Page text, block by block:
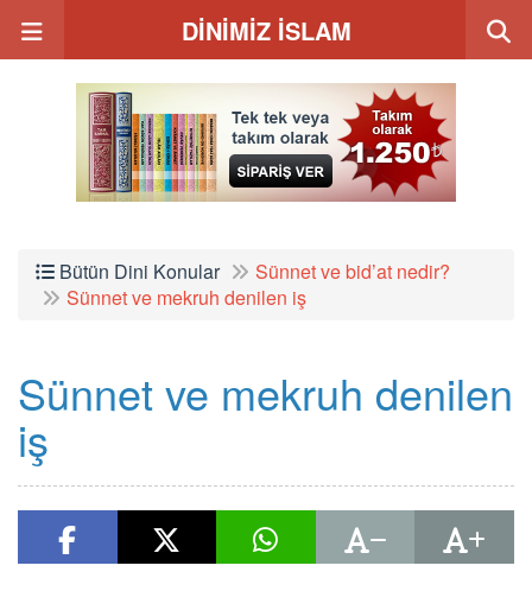
DİNİMİZ İSLAM
Bütün Dini Konular
Sünnet ve bid’at nedir?
Sünnet ve mekruh denilen iş
Sünnet ve mekruh denilen
iş